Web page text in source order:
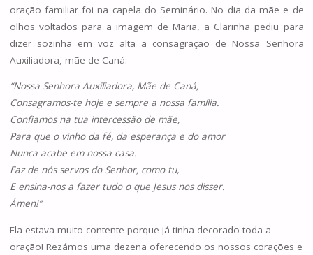
oração familiar foi na capela do Seminário. No dia da mãe e de
olhos voltados para a imagem de Maria, a Clarinha pediu para
dizer sozinha em voz alta a consagração de Nossa Senhora
Auxiliadora, mãe de Caná:
“Nossa Senhora Auxiliadora, Mãe de Caná,
Consagramos-te hoje e sempre a nossa família.
Confiamos na tua intercessão de mãe,
Para que o vinho da fé, da esperança e do amor
Nunca acabe em nossa casa.
Faz de nós servos do Senhor, como tu,
E ensina-nos a fazer tudo o que Jesus nos disser.
Ámen!”
Ela estava muito contente porque já tinha decorado toda a
oração! Rezámos uma dezena oferecendo os nossos corações e